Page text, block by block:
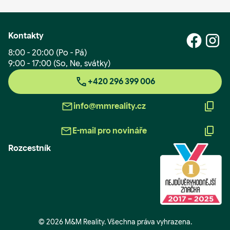
Kontakty
8:00 - 20:00 (Po - Pá)
9:00 - 17:00 (So, Ne, svátky)
+420 296 399 006
info@mmreality.cz
E-mail pro novináře
Rozcestník
© 2026 M&M Reality. Všechna práva vyhrazena.